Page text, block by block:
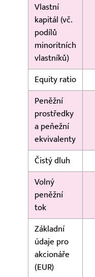
Vlastní
kapitál (vč.
podílů
minoritních
vlastníků)
Equity ratio
Peněžní
prostředky
a peňežní
ekvivalenty
Čistý dluh
Volný
peněžní
tok
Základní
údaje pro
akcionáře
(EUR)